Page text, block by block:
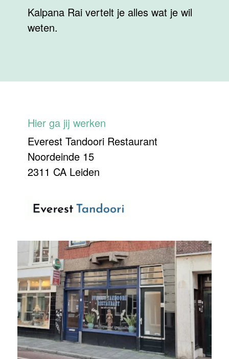
Kalpana Rai vertelt je alles wat je wil
weten.
Hier ga jij werken
Everest Tandoori Restaurant
Noordeinde 15
2311 CA Leiden